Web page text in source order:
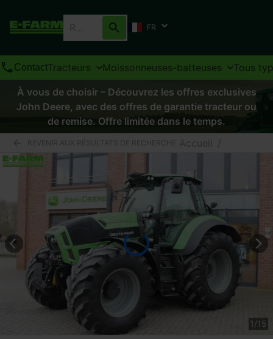
FR
ContactTracteurs Moissonneuses-batteuses
Tous
À vous de choisir – Découvrez les offres exclusives
John Deere, avec des offres de garantie tracteur ou
de remise. Offre limitée dans le temps.
Accueil /
1/15